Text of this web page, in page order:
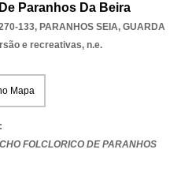
Paranhos Da Beira
133, PARANHOS SEIA, GUARDA
e recreativas, n.e.
Mapa
FOLCLORICO DE PARANHOS